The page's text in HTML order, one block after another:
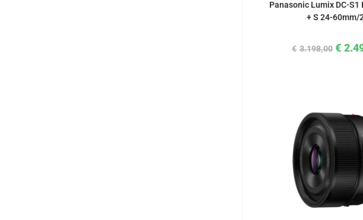
Panasonic Lumix DC-S1
+ S 24-60mm/
€ 3.198,00 €